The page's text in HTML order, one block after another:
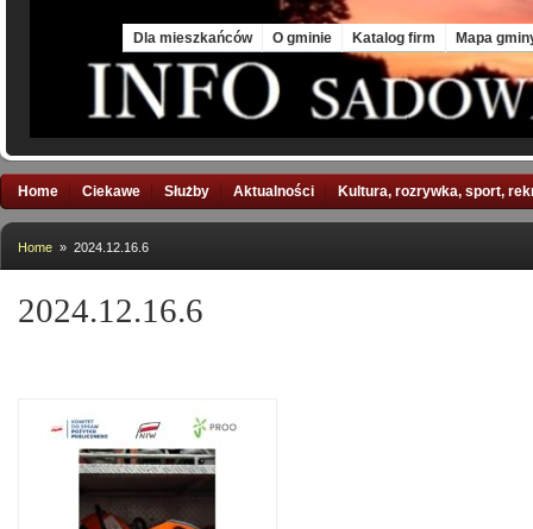
Dla mieszkańców O gminie Katalog firm Mapa
Home Ciekawe Służby Aktualności Kultura, rozrywka, sport,
Home » 2024.12.16.6
2024.12.16.6